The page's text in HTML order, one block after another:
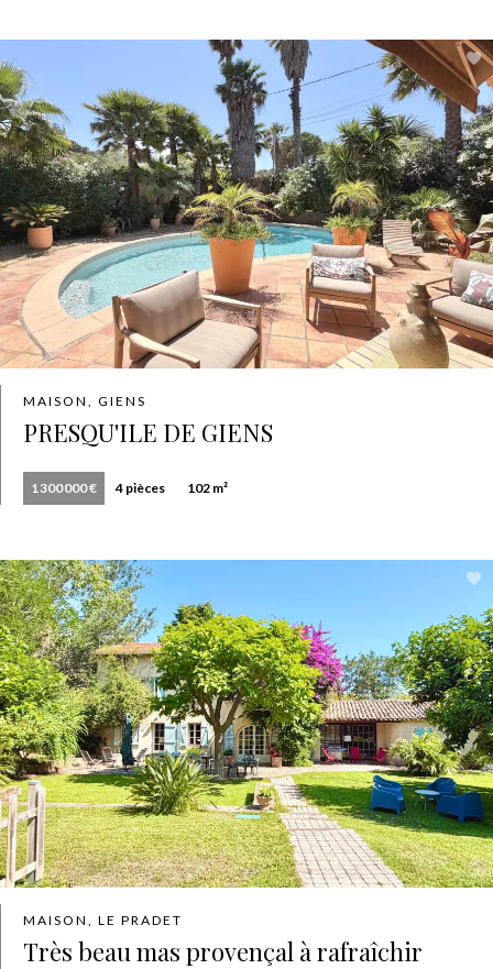
MAISON, GIENS
PRESQU'ILE DE GIENS
1 300 000 € 4 pièces 102 m²
MAISON, LE PRADET
Très beau mas provençal à rafraîchir